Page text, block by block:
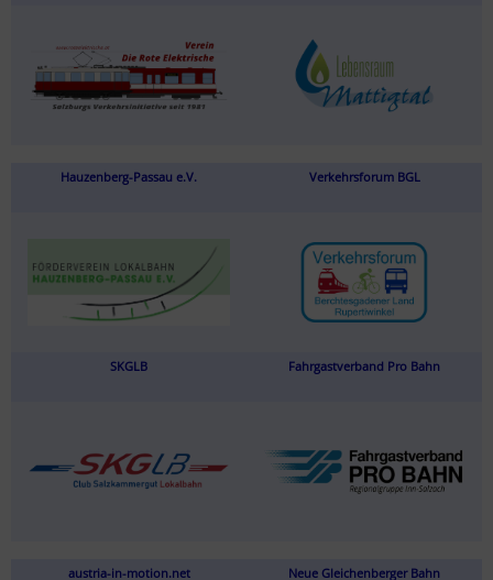
Hauzenberg-Passau e.V. Verkehrsforum BGL
SKGLB Fahrgastverband Pro Bahn
austria-in-motion.net Neue Gleichenberger Bahn